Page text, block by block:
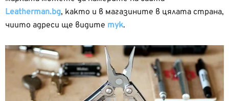
Leatherman.bg, както и в магазините в цялата страна,
чиито адреси ще видите тук.